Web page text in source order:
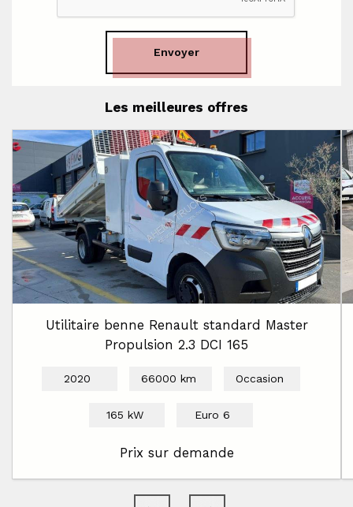
Envoyer
Les meilleures offres
Utilitaire benne Renault standard Master
Propulsion 2.3 DCI 165
2020 66000 km Occasion
165 kW Euro 6
Prix sur demande